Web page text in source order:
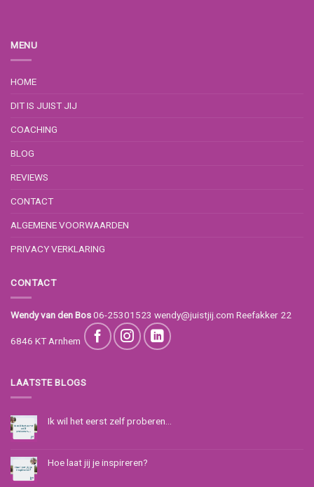
MENU
HOME
DIT IS JUIST JIJ
COACHING
BLOG
REVIEWS
CONTACT
ALGEMENE VOORWAARDEN
PRIVACY VERKLARING
CONTACT
Wendy van den Bos06-25301523 wendy@juistjij.com Reefakker 22
6846 KT Arnhem
LAATSTE BLOGS
Ik wil het eerst zelf proberen…
Hoe laat jij je inspireren?